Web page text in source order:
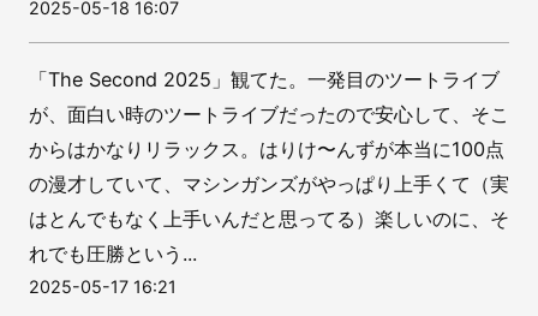
2025-05-18 16:07
「The Second 2025」観てた。一発目のツートライブ
が、面白い時のツートライブだったので安心して、そこ
からはかなりリラックス。はりけ〜んずが本当に100点
の漫才していて、マシンガンズがやっぱり上手くて（実
はとんでもなく上手いんだと思ってる）楽しいのに、そ
れでも圧勝という...
2025-05-17 16:21